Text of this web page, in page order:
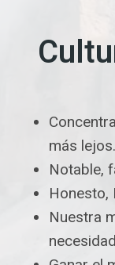
más lejos.
Notable,
Honesto,
Nuestra